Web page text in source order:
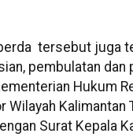
tersebut juga
pembulatan dan
Hukum
Wilayah Kalimantan
Surat Kepala